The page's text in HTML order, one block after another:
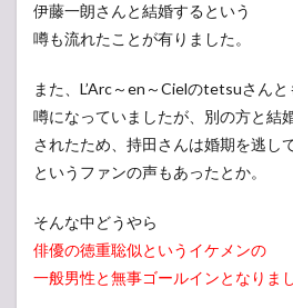
伊藤一朗さんと結婚するという
噂も流れたことが有りました。
また、L’Arc～en～Cielのtetsuさんと
噂になっていましたが、別の方と結
されたため、持田さんは婚期を逃し
というファンの声もあったとか。
そんな中どうやら
俳優の徳重聡似というイケメンの
一般男性と無事ゴールインとなりまし